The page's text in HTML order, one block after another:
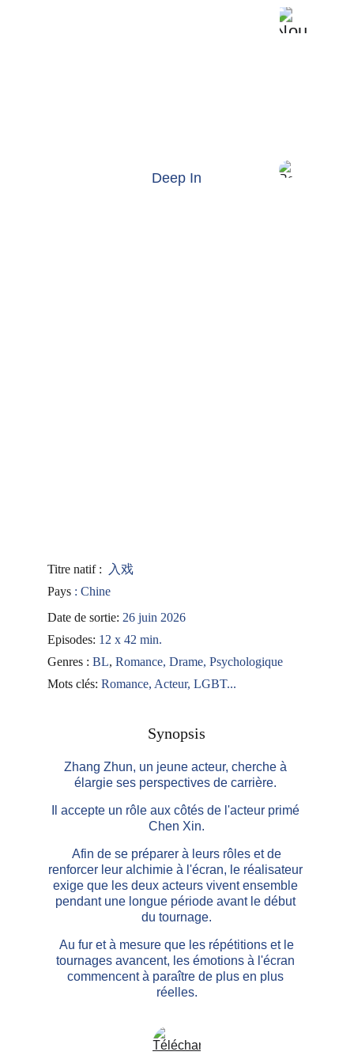
Deep In
Titre natif :
入戏
Pays : Chine
Date de sortie: 26 juin 2026
Episodes: 12 x 42 min.
Genres : BL, Romance, Drame, Psychologique
Mots clés: Romance, Acteur, LGBT...
Synopsis
Zhang Zhun, un jeune acteur, cherche à
élargie ses perspectives de carrière.
Il accepte un rôle aux côtés de l'acteur primé
Chen Xin.
Afin de se préparer à leurs rôles et de
renforcer leur alchimie à l'écran, le réalisateur
exige que les deux acteurs vivent ensemble
pendant une longue période avant le début
du tournage.
Au fur et à mesure que les répétitions et le
tournages avancent, les émotions à l'écran
commencent à paraître de plus en plus
réelles.